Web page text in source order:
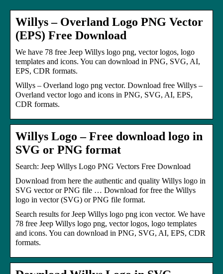
Willys – Overland Logo PNG Vector
(EPS) Free Download
We have 78 free Jeep Willys logo png, vector logos, logo
templates and icons. You can download in PNG, SVG, AI,
EPS, CDR formats.
Willys – Overland logo png vector. Download free Willys –
Overland vector logo and icons in PNG, SVG, AI, EPS,
CDR formats.
Willys Logo – Free download logo in
SVG or PNG format
Search: Jeep Willys Logo PNG Vectors Free Download
Download from here the authentic and quality Willys logo in
SVG vector or PNG file … Download for free the Willys
logo in vector (SVG) or PNG file format.
Search results for Jeep Willys logo png icon vector. We have
78 free Jeep Willys logo png, vector logos, logo templates
and icons. You can download in PNG, SVG, AI, EPS, CDR
formats.